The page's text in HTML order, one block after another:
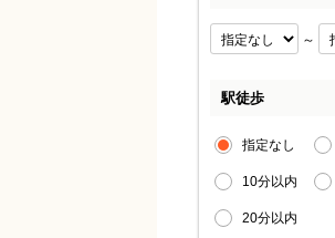
～
駅徒歩
指定なし
10分以内
20分以内